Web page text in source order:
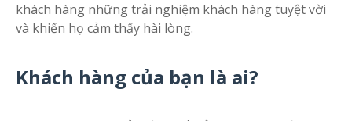
khách hàng những trải nghiệm khách hàng tuyệt vời
và khiến họ cảm thấy hài lòng.
Khách hàng của bạn là ai?